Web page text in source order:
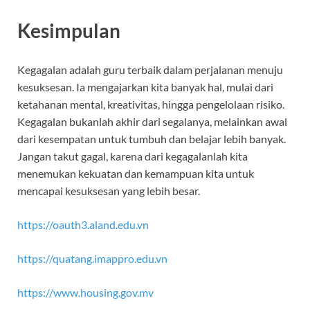
Kesimpulan
Kegagalan adalah guru terbaik dalam perjalanan menuju
kesuksesan. Ia mengajarkan kita banyak hal, mulai dari
ketahanan mental, kreativitas, hingga pengelolaan risiko.
Kegagalan bukanlah akhir dari segalanya, melainkan awal
dari kesempatan untuk tumbuh dan belajar lebih banyak.
Jangan takut gagal, karena dari kegagalanlah kita
menemukan kekuatan dan kemampuan kita untuk
mencapai kesuksesan yang lebih besar.
https://oauth3.aland.edu.vn
https://quatang.imappro.edu.vn
https://www.housing.gov.mv